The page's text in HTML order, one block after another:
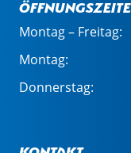
Montag – Freitag:
Montag:
Donnerstag: